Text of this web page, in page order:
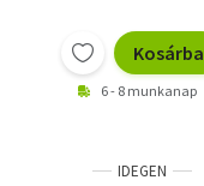
Kosárba
6 - 8 munkanap
IDEGEN